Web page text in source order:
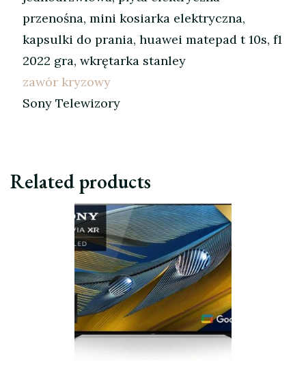
przenośna, mini kosiarka elektryczna,
kapsulki do prania, huawei matepad t 10s, f1
2022 gra, wkrętarka stanley
zawór kryzowy
Sony Telewizory
Related products